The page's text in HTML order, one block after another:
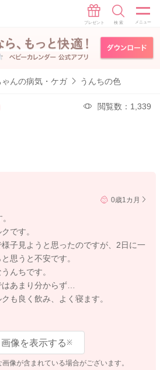
ゃんの病気・ケガ うんちの色
閲覧数：1,339
0歳1カ月
です。
子見ようと思ったのですが、2日に一
思うと不安です。
んちです。
あまり分からず…
も良く飲み、よく寝ます。
画像を表示する※
像が含まれている場合がございます。